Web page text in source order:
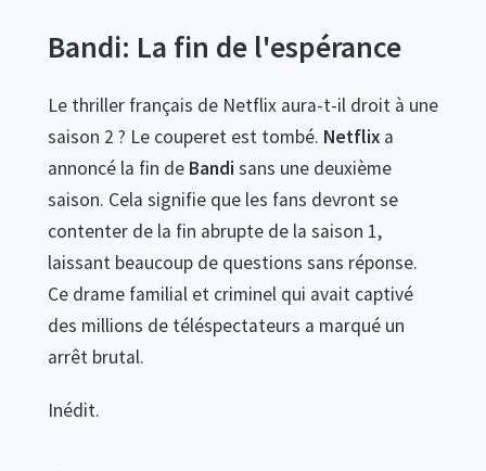
Bandi: La fin de l'espérance
Le thriller français de Netflix aura-t-il droit à une
saison 2 ? Le couperet est tombé. Netflix a
annoncé la fin de Bandi sans une deuxième
saison. Cela signifie que les fans devront se
contenter de la fin abrupte de la saison 1,
laissant beaucoup de questions sans réponse.
Ce drame familial et criminel qui avait captivé
des millions de téléspectateurs a marqué un
arrêt brutal.
Inédit.